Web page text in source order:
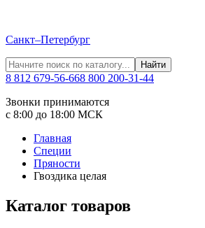
Санкт–Петербург
Найти
8 812 679-56-668 800 200-31-44
Звонки принимаются
с 8:00 до 18:00 МСК
Главная
Специи
Пряности
Гвоздика целая
Каталог товаров